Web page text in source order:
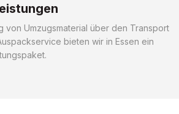
von Umzugsmaterial über den Transport
bieten wir in Essen ein